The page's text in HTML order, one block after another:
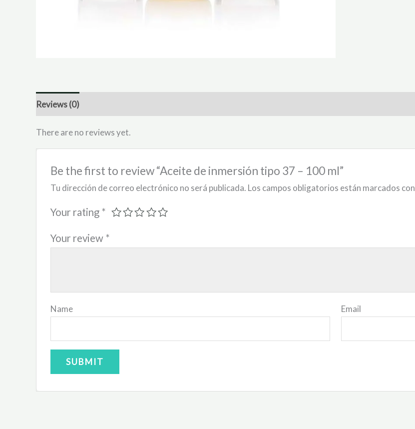
Reviews (0)
There are no reviews yet.
Be the first to review “Aceite de inmersión tipo 37 – 100 ml”
Tu dirección de correo electrónico no será publicada. Los campos obligatorios están marcados con
Your rating *
Your review *
Name Email